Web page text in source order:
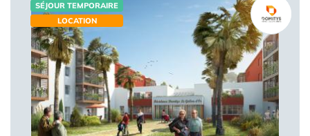
SÉJOUR TEMPORAIRE
LOCATION